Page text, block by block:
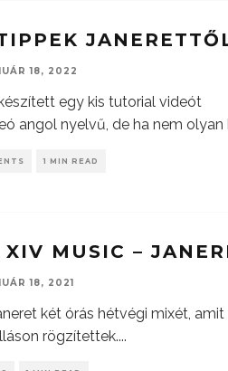
18, 2022
egy kis tutorial videót
angol nyelvű, de ha nem olyan
1 MIN READ
MUSIC –
18, 2021
két órás hétvégi mixét, amit
rögzítettek....